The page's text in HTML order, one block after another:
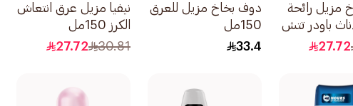
مزيل رائحة
باودر تتش
27.72
دوف بخاخ مزيل للعرق
150مل
33.4
نيفيا مزيل عرق انتعاش
الكرز 150مل
30.81
27.72